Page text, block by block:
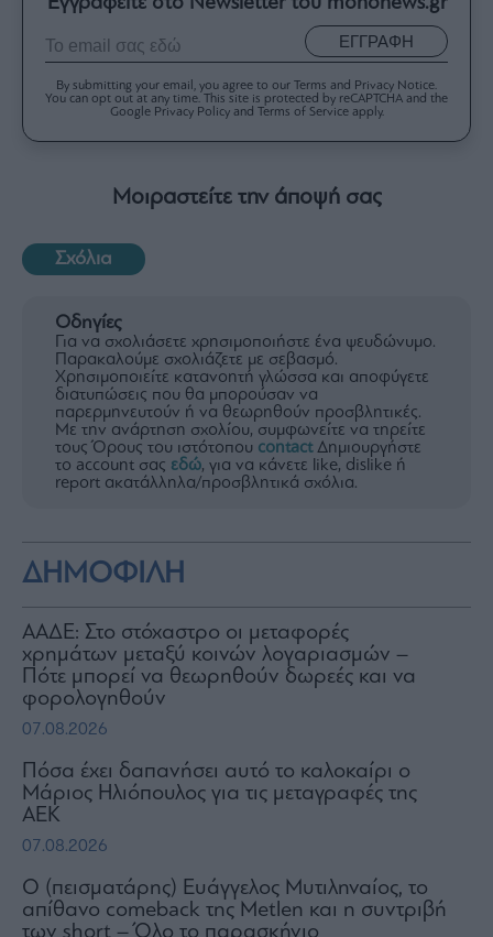
ΕΓΓΡΑΦΗ
By submitting your email, you agree to our Terms and Privacy Notice.
You can opt out at any time. This site is protected by reCAPTCHA and the
Google Privacy Policy and Terms of Service apply.
Μοιραστείτε την άποψή σας
Σχόλια
Οδηγίες
Για να σχολιάσετε χρησιμοποιήστε ένα ψευδώνυμο.
Παρακαλούμε σχολιάζετε με σεβασμό.
Χρησιμοποιείτε κατανοητή γλώσσα και αποφύγετε
διατυπώσεις που θα μπορούσαν να
παρερμηνευτούν ή να θεωρηθούν προσβλητικές.
Με την ανάρτηση σχολίου, συμφωνείτε να τηρείτε
τους Όρους του ιστότοπου contactΔημιουργήστε
το account σας εδώ, για να κάνετε like, dislike ή
report ακατάλληλα/προσβλητικά σχόλια.
ΔΗΜΟΦΙΛΗ
ΑΑΔΕ: Στο στόχαστρο οι μεταφορές
χρημάτων μεταξύ κοινών λογαριασμών –
Πότε μπορεί να θεωρηθούν δωρεές και να
φορολογηθούν
07.08.2026
Πόσα έχει δαπανήσει αυτό το καλοκαίρι ο
Μάριος Ηλιόπουλος για τις μεταγραφές της
ΑΕΚ
07.08.2026
Ο (πεισματάρης) Ευάγγελος Μυτιληναίος, το
απίθανο comeback της Μetlen και η συντριβή
των short – Όλο το παρασκήνιο